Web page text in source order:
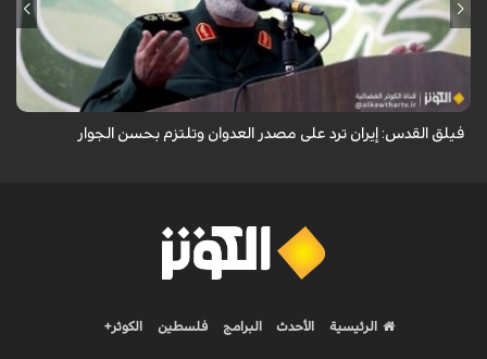
أكد نائب قائد فيلق القدس في الحرس الثوري العميد محمد رضا فلاح زاده أن
إيران ترد على مصدر العدوان وتلتزم بحسن الجوار.
فيلق القدس: إيران ترد على مصدر العدوان وتلتزم بحسن الجوار
الرئيسية الأحدث البرامج فلسطين الكوثر+